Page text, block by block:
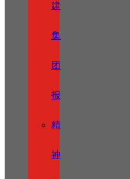
建
集
团
报
精
神